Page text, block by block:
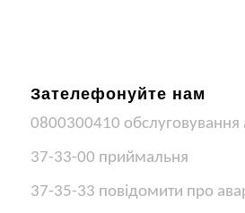
Зателефонуйте нам
0800300410 обслуговування
37-33-00 приймальня
37-35-33 повідомити про